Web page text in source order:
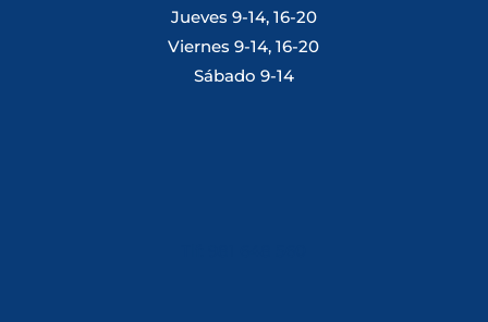
Jueves 9-14, 16-20
Viernes 9-14, 16-20
Sábado 9-14